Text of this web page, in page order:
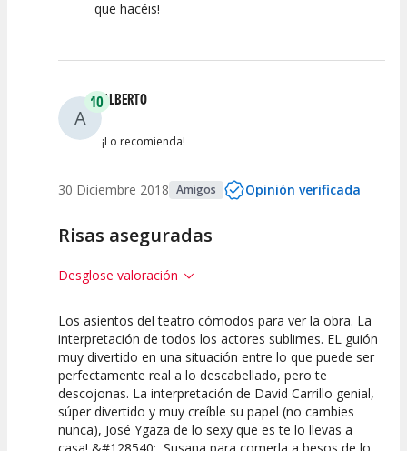
que hacéis!
A
10ALBERTO
¡Lo recomienda!
30 Diciembre 2018 Amigos Opinión verificada
Risas aseguradas
Desglose valoración
10
Calidad del
Espectáculo
10
Puesta en
Escena
10
Interpretación
artística
Los asientos del teatro cómodos para ver la obra. La
interpretación de todos los actores sublimes. EL guión
muy divertido en una situación entre lo que puede ser
perfectamente real a lo descabellado, pero te
descojonas. La interpretación de David Carrillo genial,
súper divertido y muy creíble su papel (no cambies
nunca), José Ygaza de lo sexy que es te lo llevas a